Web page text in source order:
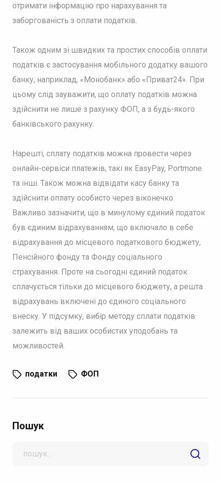
отримати інформацію про нарахування та
заборгованість з оплати податків.
Також одним зі швидких та простих способів оплати
податків є застосування мобільного додатку вашого
банку, наприклад, «Монобанк» або «Приват24». При
цьому слід зауважити, що оплату податків можна
здійснити не лише з рахунку ФОП, а з будь-якого
банківського рахунку.
Нарешті, сплату податків можна провести через
онлайн-сервіси платежів, такі як EasyPay, Portmone
та інші. Також можна відвідати касу банку та
здійснити оплату особисто через віконечко.
Важливо зазначити, що в минулому єдиний податок
був єдиним відрахуванням, що включало в себе
відрахування до місцевого податкового бюджету,
Пенсійного фонду та Фонду соціального
страхування. Проте на сьогодні єдиний податок
сплачується тільки до місцевого бюджету, а решта
відрахувань включені до єдиного соціального
внеску. У підсумку, вибір методу сплати податків
залежить від ваших особистих уподобань та
можливостей.
податки ФОП
Пошук